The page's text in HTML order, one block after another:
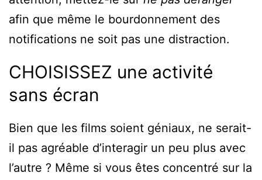
afin que même le bourdonnement des
notifications ne soit pas une distraction.
CHOISISSEZ une activité
sans écran
Bien que les films soient géniaux, ne serait-
il pas agréable d’interagir un peu plus avec
l’autre ? Même si vous êtes concentré sur la